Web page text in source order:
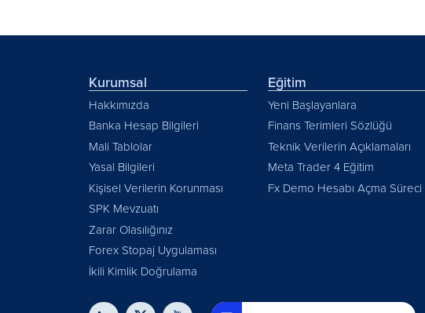
Kurumsal
Hakkımızda
Banka Hesap Bilgileri
Mali Tablolar
Yasal Bilgileri
Kişisel Verilerin Korunması
SPK Mevzuatı
Zarar Olasılığınız
Forex Stopaj Uygulaması
İkili Kimlik Doğrulama
Eğitim
Yeni Başlayanlara
Finans Terimleri Sözlüğü
Teknik Verilerin Açıklamaları
Meta Trader 4 Eğitim
Fx Demo Hesabı Açma Süreci